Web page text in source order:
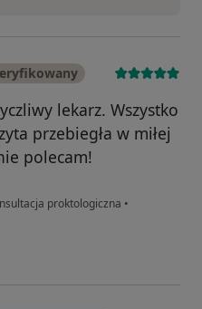
lekarz. Wszystko
przebiegła w miłej
polecam!
proktologiczna •